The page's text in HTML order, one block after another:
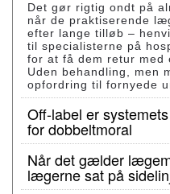
Det gør rigtig ondt på
når de praktiserende
efter lange tilløb –
til specialisterne på
for at få dem retur med
Uden behandling, men
opfordring til fornyede
Off-label er
for dobbeltmoral
Når det gælder
lægerne sat på